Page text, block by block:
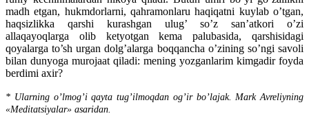
madh etgan, hukmdorlarni, qahramonlaru haqiqatni kuylab o’tgan,
haqsizlikka qarshi kurashgan ulug’ so’z san’atkori o’zi
allaqayoqlarga olib ketyotgan kema palubasida, qarshisidagi
qoyalarga to’sh urgan dolg’alarga boqqancha o’zining so’ngi savoli
bilan dunyoga murojaat qiladi: mening yozganlarim kimgadir foyda
berdimi axir?
* Ularning o’lmog’i qayta tug’ilmoqdan og’ir bo’lajak. Mark Avreliyning
«Meditatsiyalar» asaridan.